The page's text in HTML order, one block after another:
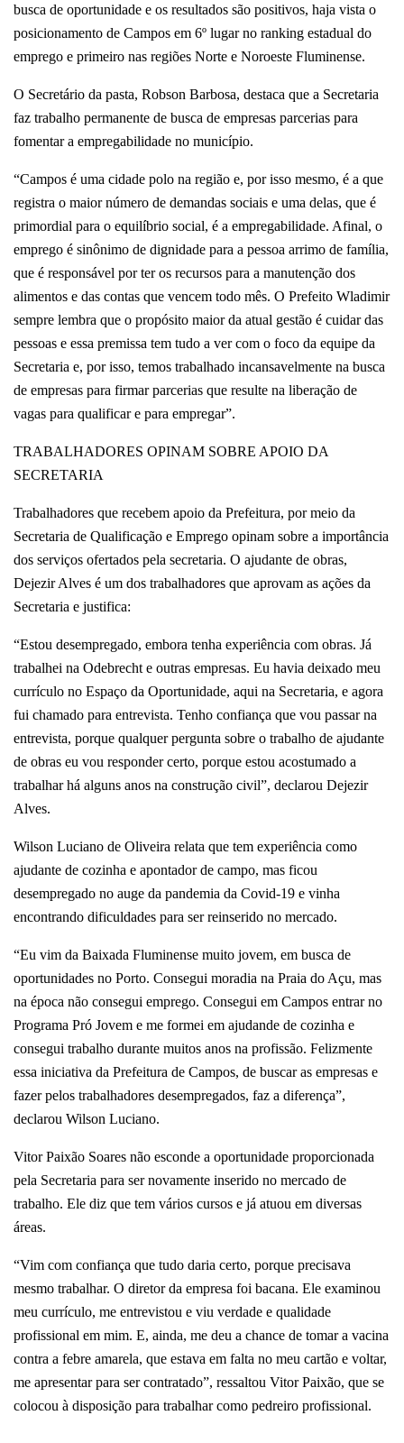
busca de oportunidade e os resultados são positivos, haja vista o
posicionamento de Campos em 6º lugar no ranking estadual do
emprego e primeiro nas regiões Norte e Noroeste Fluminense.
O Secretário da pasta, Robson Barbosa, destaca que a Secretaria
faz trabalho permanente de busca de empresas parcerias para
fomentar a empregabilidade no município.
“Campos é uma cidade polo na região e, por isso mesmo, é a que
registra o maior número de demandas sociais e uma delas, que é
primordial para o equilíbrio social, é a empregabilidade. Afinal, o
emprego é sinônimo de dignidade para a pessoa arrimo de família,
que é responsável por ter os recursos para a manutenção dos
alimentos e das contas que vencem todo mês. O Prefeito Wladimir
sempre lembra que o propósito maior da atual gestão é cuidar das
pessoas e essa premissa tem tudo a ver com o foco da equipe da
Secretaria e, por isso, temos trabalhado incansavelmente na busca
de empresas para firmar parcerias que resulte na liberação de
vagas para qualificar e para empregar”.
TRABALHADORES OPINAM SOBRE APOIO DA
SECRETARIA
Trabalhadores que recebem apoio da Prefeitura, por meio da
Secretaria de Qualificação e Emprego opinam sobre a importância
dos serviços ofertados pela secretaria. O ajudante de obras,
Dejezir Alves é um dos trabalhadores que aprovam as ações da
Secretaria e justifica:
“Estou desempregado, embora tenha experiência com obras. Já
trabalhei na Odebrecht e outras empresas. Eu havia deixado meu
currículo no Espaço da Oportunidade, aqui na Secretaria, e agora
fui chamado para entrevista. Tenho confiança que vou passar na
entrevista, porque qualquer pergunta sobre o trabalho de ajudante
de obras eu vou responder certo, porque estou acostumado a
trabalhar há alguns anos na construção civil”, declarou Dejezir
Alves.
Wilson Luciano de Oliveira relata que tem experiência como
ajudante de cozinha e apontador de campo, mas ficou
desempregado no auge da pandemia da Covid-19 e vinha
encontrando dificuldades para ser reinserido no mercado.
“Eu vim da Baixada Fluminense muito jovem, em busca de
oportunidades no Porto. Consegui moradia na Praia do Açu, mas
na época não consegui emprego. Consegui em Campos entrar no
Programa Pró Jovem e me formei em ajudande de cozinha e
consegui trabalho durante muitos anos na profissão. Felizmente
essa iniciativa da Prefeitura de Campos, de buscar as empresas e
fazer pelos trabalhadores desempregados, faz a diferença”,
declarou Wilson Luciano.
Vitor Paixão Soares não esconde a oportunidade proporcionada
pela Secretaria para ser novamente inserido no mercado de
trabalho. Ele diz que tem vários cursos e já atuou em diversas
áreas.
“Vim com confiança que tudo daria certo, porque precisava
mesmo trabalhar. O diretor da empresa foi bacana. Ele examinou
meu currículo, me entrevistou e viu verdade e qualidade
profissional em mim. E, ainda, me deu a chance de tomar a vacina
contra a febre amarela, que estava em falta no meu cartão e voltar,
me apresentar para ser contratado”, ressaltou Vitor Paixão, que se
colocou à disposição para trabalhar como pedreiro profissional.